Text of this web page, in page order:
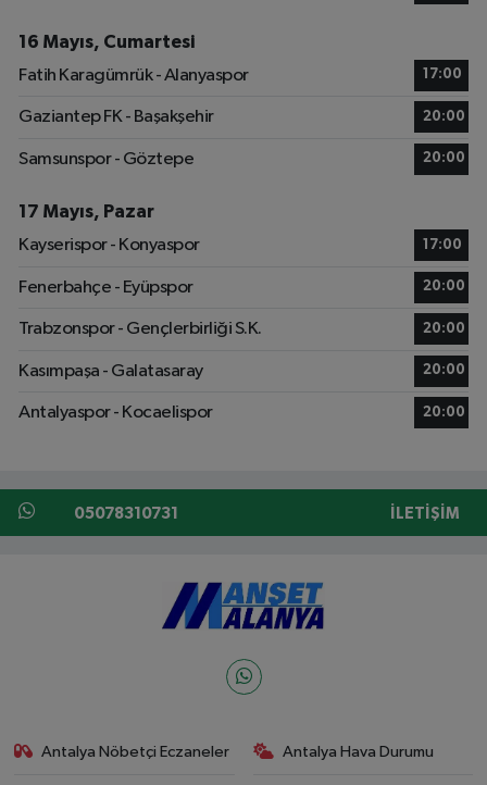
16 Mayıs, Cumartesi
Fatih Karagümrük - Alanyaspor
17:00
Gaziantep FK - Başakşehir 20:00
Samsunspor - Göztepe 20:00
17 Mayıs, Pazar
Kayserispor - Konyaspor
17:00
Fenerbahçe - Eyüpspor 20:00
Trabzonspor - Gençlerbirliği S.K. 20:00
Kasımpaşa - Galatasaray 20:00
Antalyaspor - Kocaelispor 20:00
05078310731 İLETIŞIM
Antalya Nöbetçi Eczaneler Antalya Hava Durumu